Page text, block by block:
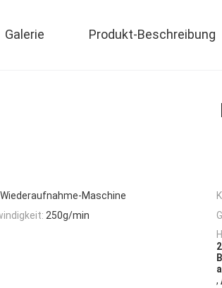
Galerie Produkt-Beschreibung
Maschine
250g/min
,